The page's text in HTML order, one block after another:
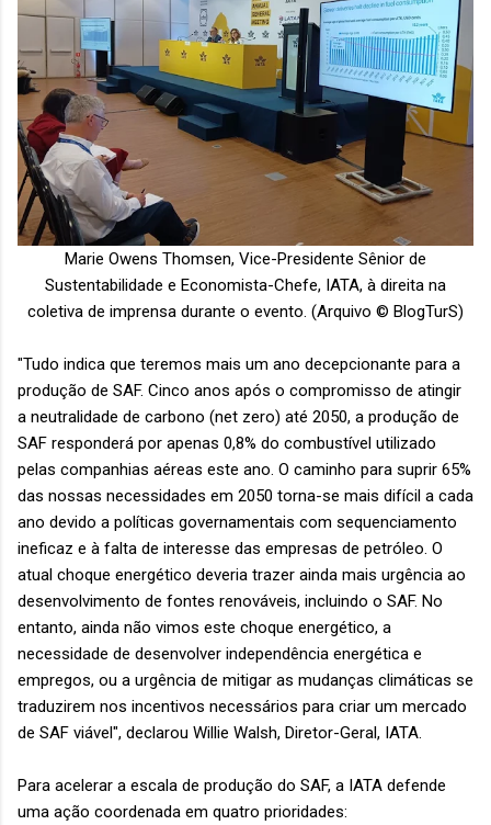
Marie Owens Thomsen, Vice-Presidente Sênior de
Sustentabilidade e Economista-Chefe, IATA, à direita na
coletiva de imprensa durante o evento. (Arquivo © BlogTurS)
"Tudo indica que teremos mais um ano decepcionante para a
produção de SAF. Cinco anos após o compromisso de atingir
a neutralidade de carbono (net zero) até 2050, a produção de
SAF responderá por apenas 0,8% do combustível utilizado
pelas companhias aéreas este ano. O caminho para suprir 65%
das nossas necessidades em 2050 torna-se mais difícil a cada
ano devido a políticas governamentais com sequenciamento
ineficaz e à falta de interesse das empresas de petróleo. O
atual choque energético deveria trazer ainda mais urgência ao
desenvolvimento de fontes renováveis, incluindo o SAF. No
entanto, ainda não vimos este choque energético, a
necessidade de desenvolver independência energética e
empregos, ou a urgência de mitigar as mudanças climáticas se
traduzirem nos incentivos necessários para criar um mercado
de SAF viável", declarou Willie Walsh, Diretor-Geral, IATA.
Para acelerar a escala de produção do SAF, a IATA defende
uma ação coordenada em quatro prioridades: